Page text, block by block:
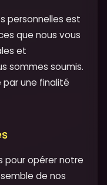
personnelles est
que nous vous
et
sommes soumis.
une finalité
pour opérer notre
de nos